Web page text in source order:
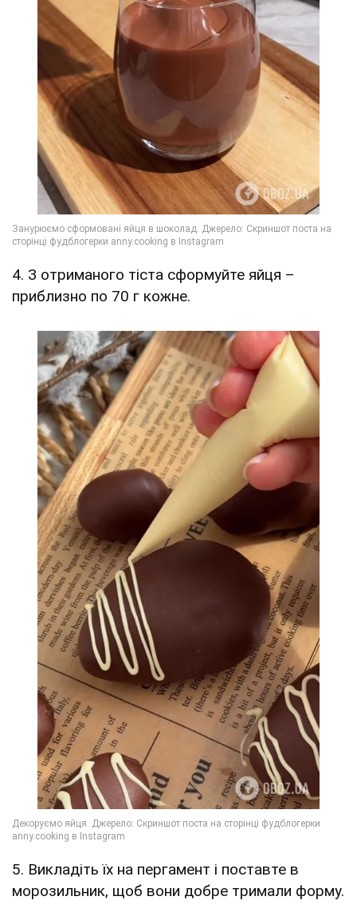
4. З отриманого тіста сформуйте яйця –
приблизно по 70 г кожне.
5. Викладіть їх на пергамент і поставте в
морозильник, щоб вони добре тримали форму.